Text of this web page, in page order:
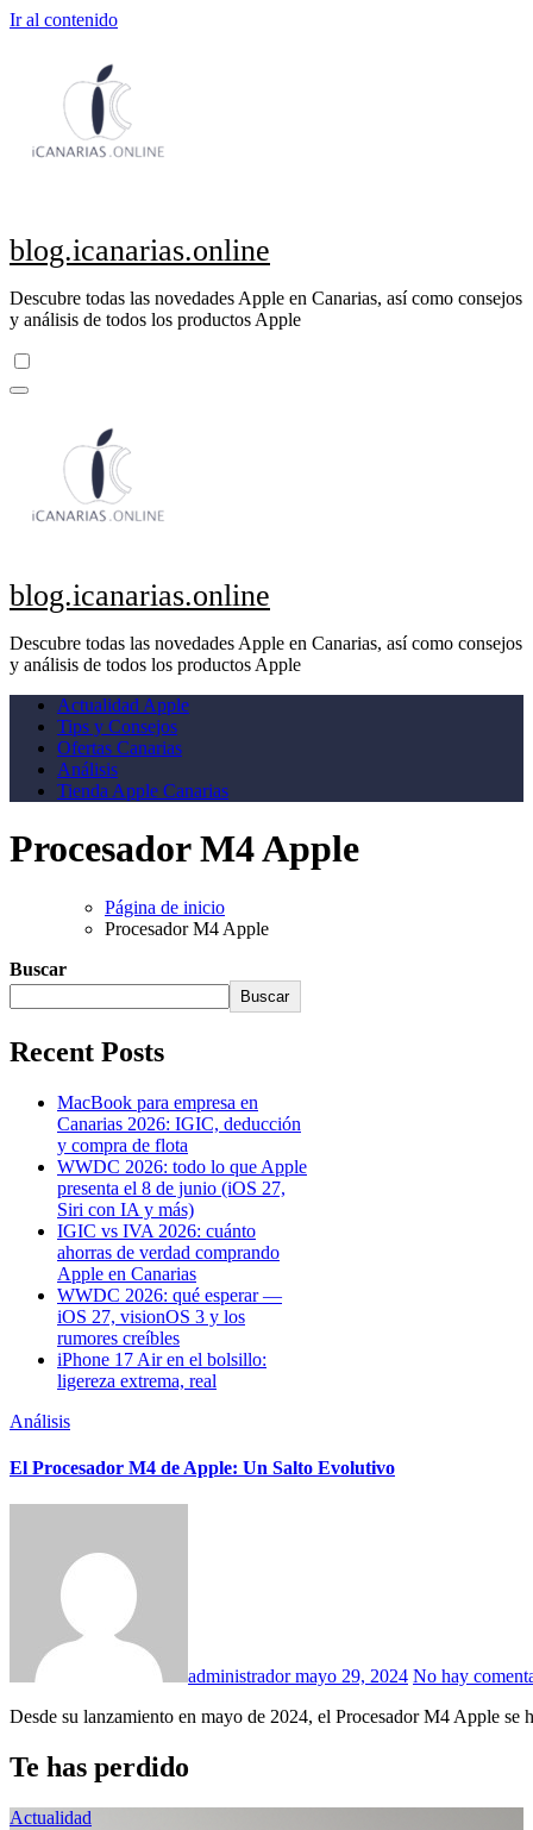
Ir al contenido
blog.icanarias.online
Descubre todas las novedades Apple en Canarias, así como consejos
y análisis de todos los productos Apple
blog.icanarias.online
Descubre todas las novedades Apple en Canarias, así como consejos
y análisis de todos los productos Apple
Actualidad Apple
Tips y Consejos
Ofertas Canarias
Análisis
Tienda Apple Canarias
Procesador M4 Apple
Página de inicio
Procesador M4 Apple
Buscar
Buscar
Recent Posts
MacBook para empresa en
Canarias 2026: IGIC, deducción
y compra de flota
WWDC 2026: todo lo que Apple
presenta el 8 de junio (iOS 27,
Siri con IA y más)
IGIC vs IVA 2026: cuánto
ahorras de verdad comprando
Apple en Canarias
WWDC 2026: qué esperar —
iOS 27, visionOS 3 y los
rumores creíbles
iPhone 17 Air en el bolsillo:
ligereza extrema, real
Análisis
El Procesador M4 de Apple: Un Salto Evolutivo
administradormayo 29, 2024 No hay
Desde su lanzamiento en mayo de 2024, el Procesador M4 Apple
Te has perdido
Actualidad